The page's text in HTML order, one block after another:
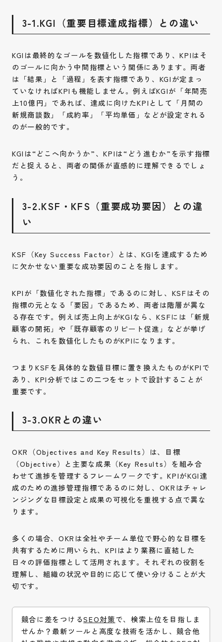
3-1.KGI（重要目標達成指標）との違い
KGIは最終的なゴールを数値化した指標であり、KPIはそ
のゴールに向かう中間指標という関係にあります。両者
は「結果」と「過程」を表す指標であり、KGIが定まっ
ていなければKPIも機能しません。例えばKGIが「年間売
上10億円」であれば、達成に向けたKPIとして「月間の
新規商談数」「成約率」「平均単価」などが設定される
のが一般的です。
KGIは“どこへ向かうか”、KPIは“どう進むか”を示す指標
だと捉えると、両者の関係が直感的に理解できるでしょ
う。
3-2.KSF・KFS（重要成功要因）との違
い
KSF（Key Success Factor）とは、KGIを達成するため
に欠かせない重要な成功要因のことを指します。
KPIが「数値化された指標」であるのに対し、KSFはその
指標の元となる「要因」であるため、両者は階層が異な
る存在です。例えば売上向上がKGIなら、KSFには「新規
顧客の開拓」や「既存顧客のリピート促進」などが挙げ
られ、これを数値化したものがKPIになります。
つまりKSFを具体的な数値目標に置き換えたものがKPIで
あり、KPI分析ではこの二つをセットで設計することが
重要です。
3-3.OKRとの違い
OKR（Objectives and Key Results）は、目標
（Objective）と主要な成果（Key Results）を組み合
わせて進捗を管理するフレームワークです。KPIがKGI達
成のための進捗管理指標であるのに対し、OKRはチャレ
ンジングな目標設定と成果の可視化を重視する点で異な
ります。
多くの場合、OKRは全社やチーム単位で野心的な目標を
共有するために用いられ、KPIはより業務に直結した
日々の評価指標として活用されます。それぞれの役割を
理解し、組織の状況や目的に応じて使い分けることが大
切です。
競合に差をつけるSEO対策で、検索上位を目指しま
せんか？最新ツールと高度な技術を活かし、競合他